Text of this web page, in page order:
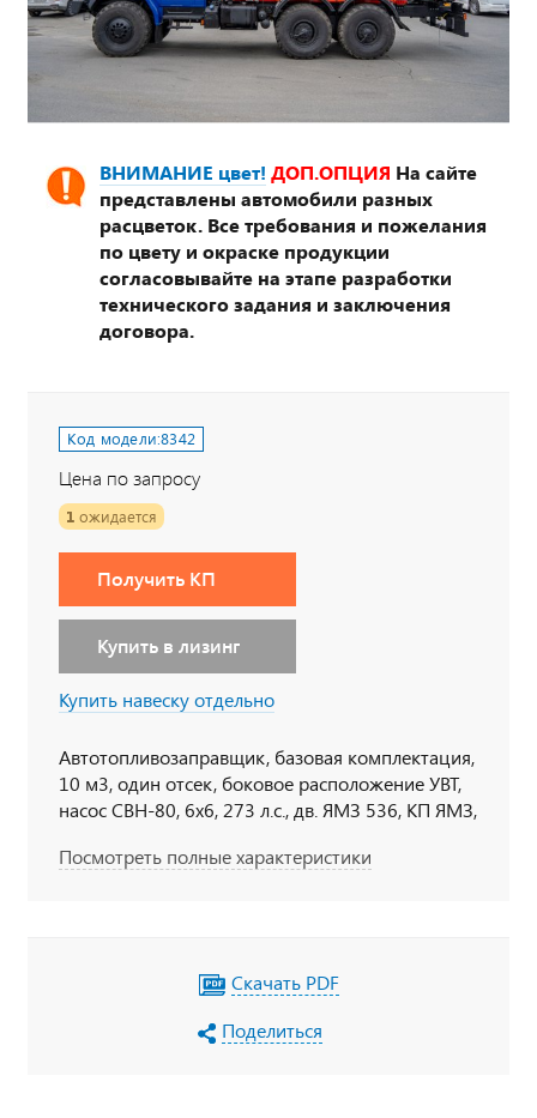
ВНИМАНИЕ цвет! ДОП.ОПЦИЯ На сайте
представлены автомобили разных
расцветок. Все требования и пожелания
по цвету и окраске продукции
согласовывайте на этапе разработки
технического задания и заключения
договора.
Код модели:8342
Цена по запросу
1 ожидается
Получить КП
Купить в лизинг
Купить навеску отдельно
Автотопливозаправщик, базовая комплектация,
10 м3, один отсек, боковое расположение УВТ,
насос СВН-80, 6х6, 273 л.с., дв. ЯМЗ 536, КП ЯМЗ,
огнетушителя, тахограф под ADR, кнопки
Посмотреть полные характеристики
Скачать PDF
Поделиться